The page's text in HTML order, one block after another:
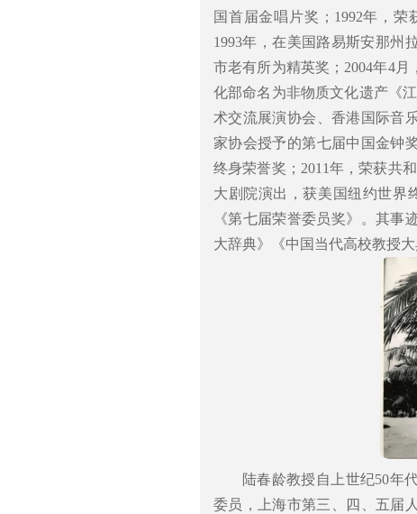
国首届金唱片奖；1992年，
1993年，在美国路易斯安那州
市老有所为精英奖；2004年4
化部命名为非物质文化遗产《
术交流展演协会、香港国际音
家协会授予的第七届中国金钟
终身荣誉奖；2011年，荣获共
大剧院演出，获美国纽约世界
《第七届荣誉委员奖》。其事
大辞典》《中国当代高校教授
陆春龄教授自上世纪50年
委员，上海市第三、四、五届